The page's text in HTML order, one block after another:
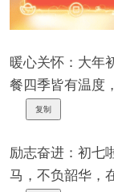
暖心关怀：大年
餐四季皆有温度
复制
励志奋进：初七
马，不负韶华，